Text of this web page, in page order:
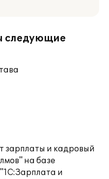
следующие
зарплаты и кадровый
на базе
и